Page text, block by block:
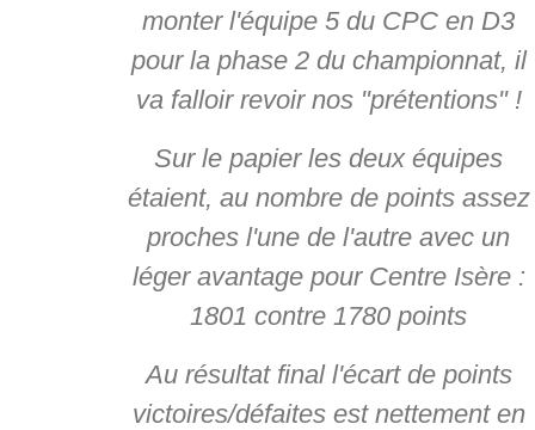
monter l'équipe 5 du CPC en D3
pour la phase 2 du championnat, il
va falloir revoir nos "prétentions" !
Sur le papier les deux équipes
étaient, au nombre de points assez
proches l'une de l'autre avec un
léger avantage pour Centre Isère :
1801 contre 1780 points
Au résultat final l'écart de points
victoires/défaites est nettement en